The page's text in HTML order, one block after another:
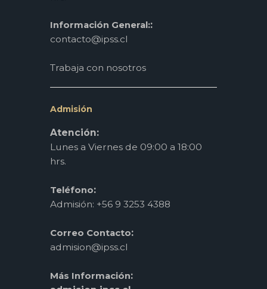
Información General::
contacto@ipss.cl
Trabaja con nosotros
Admisión
Atención:
Lunes a Viernes de 09:00 a 18:00
hrs.
Teléfono:
Admisión: +56 9 3253 4388
Correo Contacto:
admision@ipss.cl
Más Información: